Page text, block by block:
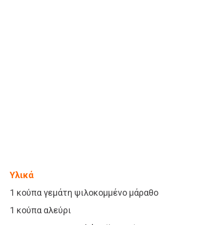
Υλικά
1 κούπα γεμάτη ψιλοκομμένο μάραθο
1 κούπα αλεύρι